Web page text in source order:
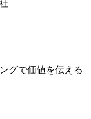
グで価値を伝える